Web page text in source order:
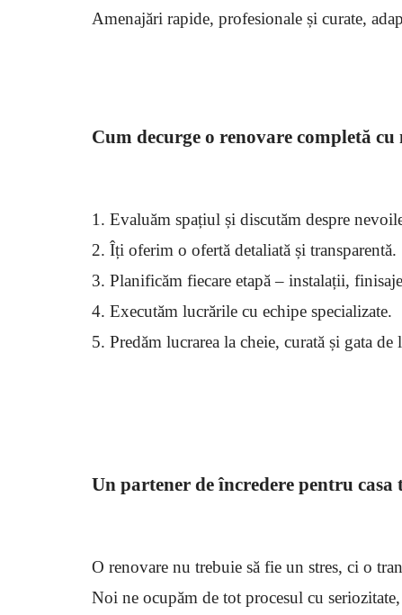
Amenajări rapide, profesionale și curate,
Cum decurge o renovare completă cu
Evaluăm spațiul și discutăm despre
Îți oferim o ofertă detaliată și transparentă.
Planificăm fiecare etapă – instalații,
Executăm lucrările cu echipe specializate.
Predăm lucrarea la cheie, curată și gata de
Un partener de încredere pentru casa
O renovare nu trebuie să fie un stres, ci o
Noi ne ocupăm de tot procesul cu